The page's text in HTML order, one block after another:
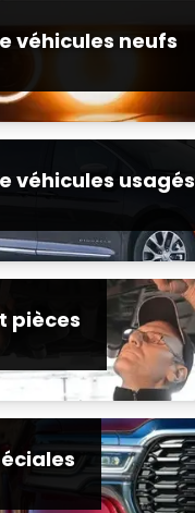
véhicules neufs
véhicules usagés
pièces